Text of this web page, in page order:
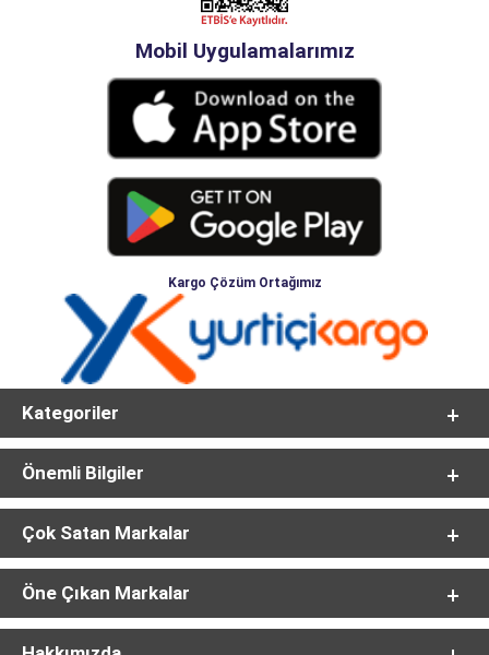
Mobil Uygulamalarımız
Kargo Çözüm Ortağımız
Kategoriler
Önemli Bilgiler
Çok Satan Markalar
Öne Çıkan Markalar